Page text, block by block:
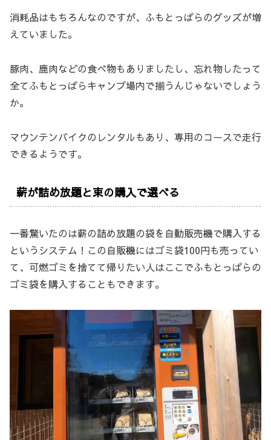
消耗品はもちろんなのですが、ふもとっぱらのグッズが増
えていました。
豚肉、鹿肉などの食べ物もありましたし、忘れ物したって
全てふもとっぱらキャンプ場内で揃うんじゃないでしょう
か。
マウンテンバイクのレンタルもあり、専用のコースで走行
できるようです。
薪が詰め放題と束の購入で選べる
一番驚いたのは薪の詰め放題の袋を自動販売機で購入する
というシステム！この自販機にはゴミ袋100円も売ってい
て、可燃ゴミを捨てて帰りたい人はここでふもとっぱらの
ゴミ袋を購入することもできます。